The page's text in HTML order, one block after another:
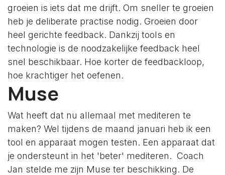
groeien is iets dat me drijft. Om sneller te groeien
heb je deliberate practise nodig. Groeien door
heel gerichte feedback. Dankzij tools en
technologie is de noodzakelijke feedback heel
snel beschikbaar. Hoe korter de feedbackloop,
hoe krachtiger het oefenen.
Muse
Wat heeft dat nu allemaal met mediteren te
maken? Wel tijdens de maand januari heb ik een
tool en apparaat mogen testen. Een apparaat dat
je ondersteunt in het 'beter' mediteren. Coach
Jan stelde me zijn Muse ter beschikking. De